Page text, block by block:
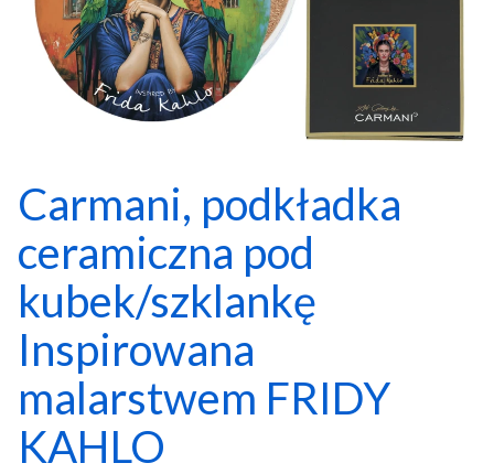
Carmani, podkładka
ceramiczna pod
kubek/szklankę
Inspirowana
malarstwem FRIDY
KAHLO